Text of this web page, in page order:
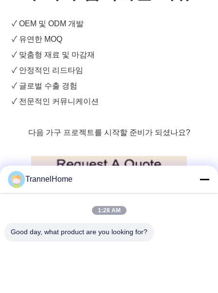
✓ OEM 및 ODM 개발
✓ 유연한 MOQ
✓ 맞춤형 재료 및 마감재
✓ 안정적인 리드타임
✓ 글로벌 수출 경험
✓ 전문적인 커뮤니케이션
다음 가구 프로젝트를 시작할 준비가 되셨나요?
TrannelHome
1:28 AM
Good day, what product are you looking for?